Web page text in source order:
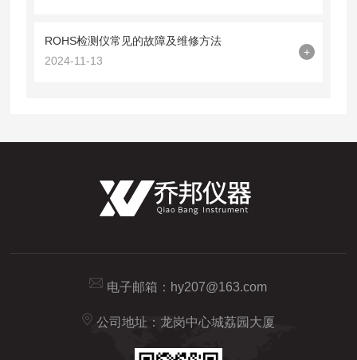
ROHS检测仪常见的故障及维修方法
2024-11-13
+
电子邮箱： hy207@163.com
公司地址：龙岗中心城荔园大厦